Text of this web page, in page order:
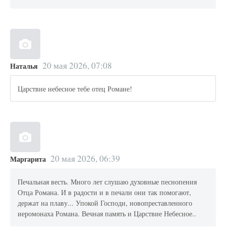
Наталья 20 мая 2026, 07:08
Царствие небесное тебе отец Романе!
Маргарита 20 мая 2026, 06:39
Печальная весть. Много лет слушаю духовные песнопения
Отца Романа. И в радости и в печали они так помогают,
держат на плаву... Упокой Господи, новопреставленного
иеромонаха Романа. Вечная память и Царствие Небесное..